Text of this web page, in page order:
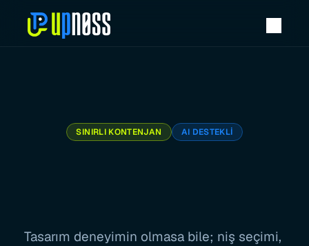
SINIRLI KONTENJAN AI DESTEKLI
Mağazanı Kur
Tasarım deneyimin olmasa bile; niş seçimi,